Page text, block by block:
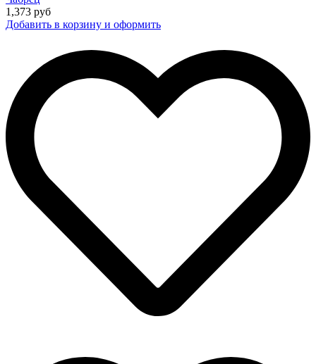
1,373 руб
Добавить в корзину и оформить